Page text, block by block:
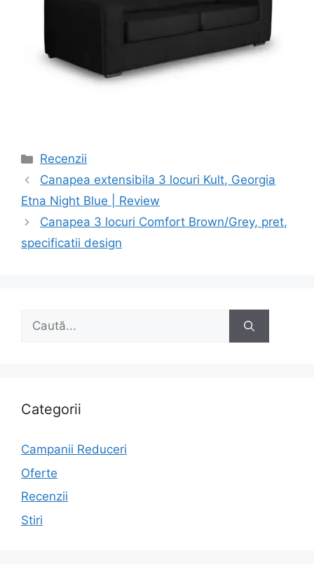
Categorii
Recenzii
Navigare
în
Canapea extensibila 3 locuri Kult, Georgia
Etna Night Blue | Review
Canapea 3 locuri Comfort Brown/Grey, pret,
specificatii design
Caută
Categorii
Campanii Reduceri
Oferte
Recenzii
Stiri